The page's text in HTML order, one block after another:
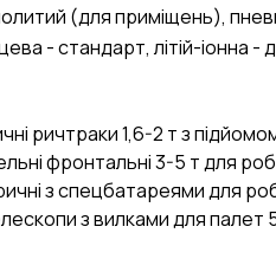
(для приміщень),
- стандарт, літій-іонна
ричтраки 1,6-2 т з
фронтальні 3-5 т для
з спецбатареями для
з вилками для палет